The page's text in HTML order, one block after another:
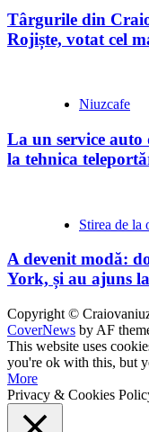
Târgurile din
Rojiște, votat cel
Niuzcafe
La un service
la tehnica
Stirea de la
A devenit modă:
York, și au ajuns
Copyright ©
CoverNews by AF
This website uses
you're ok with this, but
More
Privacy & Cookies